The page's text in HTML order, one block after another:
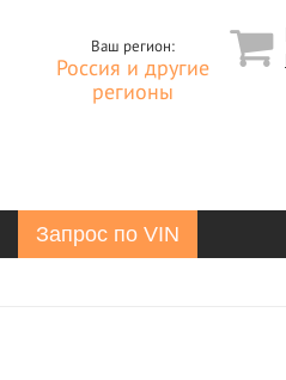
Ваш регион:
Россия и другие
регионы
Запрос по VIN